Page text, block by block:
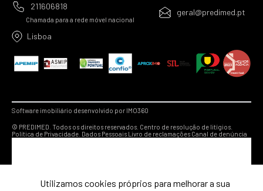
211606818
Chamada para a rede móvel nacional
geral@predimed.pt
Lisboa
Software imobiliário desenvolvido por IMO360
© PREDIMED. Todos os direitos reservados. Centro de resolução de litígios.
Política de Privacidade. Dados PessoaisLivro de reclamações Canal de denúncia
Utilizamos cookies próprios para melhorar a sua